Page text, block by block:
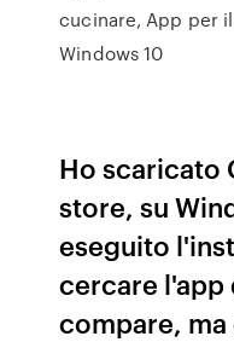
cucinare, App per
Windows 10
Ho scaricato
store, su
eseguito
cercare l'app
compare,